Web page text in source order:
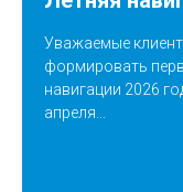
Уважаемые
формировать
навигации 2026
апреля...